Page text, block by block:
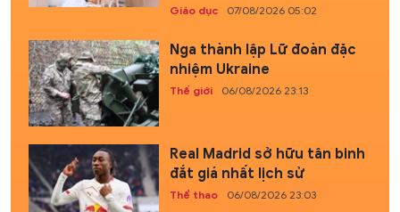
Giáo dục 07/08/2026 05:02
Nga thành lập Lữ đoàn đặc
nhiệm Ukraine
Thế giới 06/08/2026 23:13
Real Madrid sở hữu tân binh
đắt giá nhất lịch sử
Thể thao 06/08/2026 23:03